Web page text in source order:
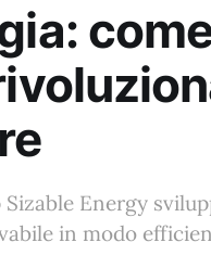
Energy
in modo